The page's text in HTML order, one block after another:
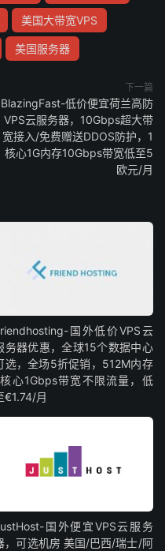
美国大带宽VPS
美国服务器
下一篇
BlazingFast-低价便宜荷兰高防
VPS云服务器，10Gbps超大带
宽接入/免费赠送DDOS防护，1
核心1G内存10Gbps带宽低至5
欧元/月
国外低价VPS云
务器优惠，全球15个数据中心
选，全场5折促销，512M内存
心1Gbps带宽不限流量，低
€1.74/月
国外便宜VPS云服务
，可选机房 美国/巴西/瑞士/阿